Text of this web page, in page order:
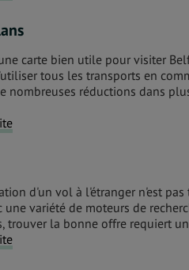
carte bien utile pour visiter
tous les transports en
nombreuses réductions dans
d'un vol à l'étranger n'est
une variété de moteurs de
trouver la bonne offre requiert